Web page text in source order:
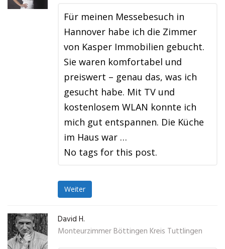
Für meinen Messebesuch in
Hannover habe ich die Zimmer
von Kasper Immobilien gebucht.
Sie waren komfortabel und
preiswert – genau das, was ich
gesucht habe. Mit TV und
kostenlosem WLAN konnte ich
mich gut entspannen. Die Küche
im Haus war …
No tags for this post.
Weiter
David H.
Monteurzimmer Böttingen Kreis Tuttlingen